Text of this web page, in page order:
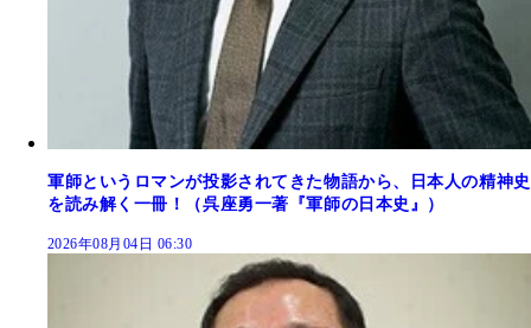
軍師というロマンが投影されてきた物語から、日本人の精神史
を読み解く一冊！（呉座勇一著『軍師の日本史』）
2026年08月04日 06:30